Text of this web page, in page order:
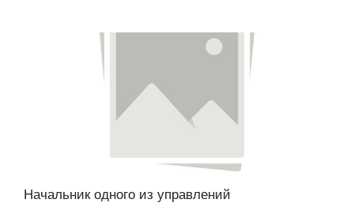
Начальник одного из управлений